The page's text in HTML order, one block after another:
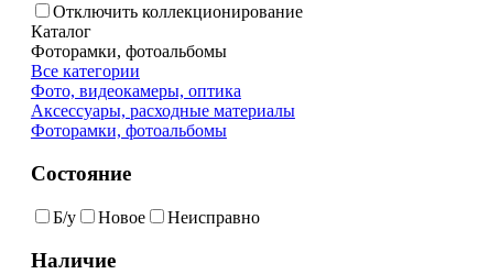
Отключить коллекционирование
Каталог
Фоторамки, фотоальбомы
Все категории
Фото, видеокамеры, оптика
Аксессуары, расходные материалы
Фоторамки, фотоальбомы
Состояние
Б/у Новое Неисправно
Наличие